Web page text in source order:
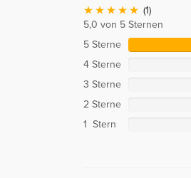
(1)
5,0 von 5 Sternen
5 Sterne
4 Sterne
3 Sterne
2 Sterne
1 Stern